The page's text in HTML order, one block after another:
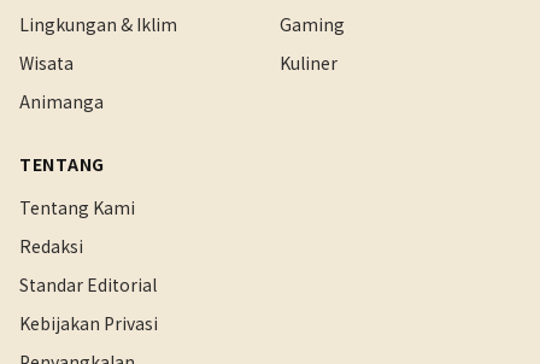
Lingkungan & Iklim
Gaming
Wisata
Kuliner
Animanga
TENTANG
Tentang Kami
Redaksi
Standar Editorial
Kebijakan Privasi